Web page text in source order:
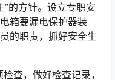
”的方针。设立专职安
箱要漏电保护器装
的职责，抓好安全生
查，做好检查记录，